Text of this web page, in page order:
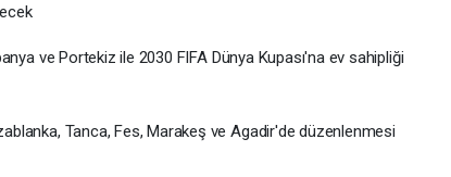
ve Portekiz ile 2030 FIFA Dünya Kupası'na ev sahipliği
Tanca, Fes, Marakeş ve Agadir'de düzenlenmesi